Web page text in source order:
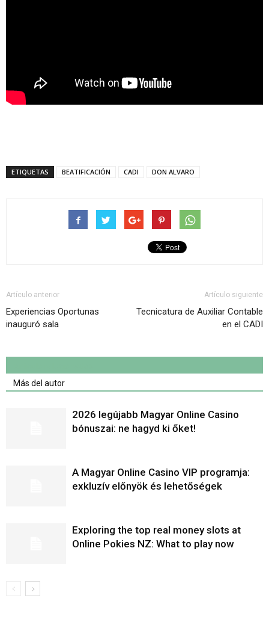
ETIQUETAS BEATIFICACIÓN CADI DON ALVARO
Artículo anterior
Experiencias Oportunas
inauguró sala
Artículo siguiente
Tecnicatura de Auxiliar Contable
en el CADI
Más del autor
2026 legújabb Magyar Online Casino
bónuszai: ne hagyd ki őket!
A Magyar Online Casino VIP programja:
exkluzív előnyök és lehetőségek
Exploring the top real money slots at
Online Pokies NZ: What to play now